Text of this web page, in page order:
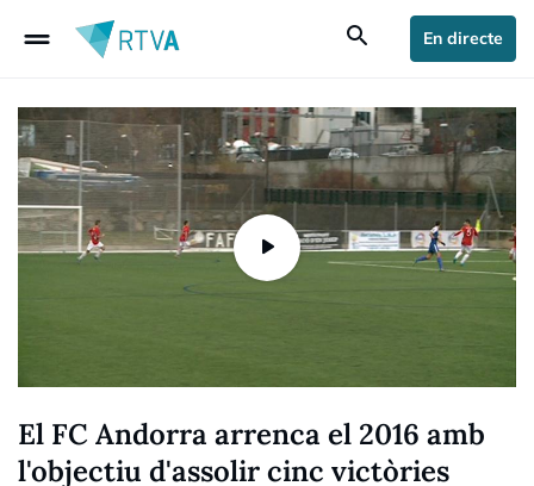
drag_handle search En directe
El FC Andorra arrenca el 2016 amb
l'objectiu d'assolir cinc victòries